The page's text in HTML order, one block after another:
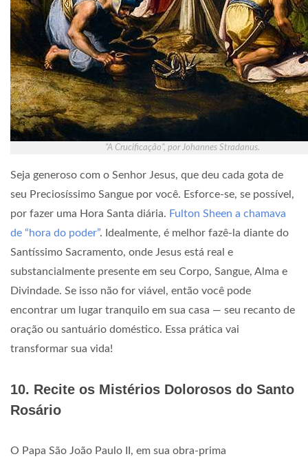
“A Crucificação”, por Johannes Stradanus.
Seja generoso com o Senhor Jesus, que deu cada gota de
seu Preciosíssimo Sangue por você. Esforce-se, se possível,
por fazer uma Hora Santa diária. Fulton Sheen a chamava
de “hora do poder”. Idealmente, é melhor fazê-la diante do
Santíssimo Sacramento, onde Jesus está real e
substancialmente presente em seu Corpo, Sangue, Alma e
Divindade. Se isso não for viável, então você pode
encontrar um lugar tranquilo em sua casa — seu recanto de
oração ou santuário doméstico. Essa prática vai
transformar sua vida!
10. Recite os Mistérios Dolorosos do Santo
Rosário
O Papa São João Paulo II, em sua obra-prima